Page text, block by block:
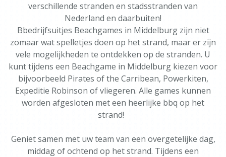
verschillende stranden en stadsstranden van
Nederland en daarbuiten!
Bbedrijfsuitjes Beachgames in Middelburg zijn niet
zomaar wat spelletjes doen op het strand, maar er zijn
vele mogelijkheden te ontdekken op de stranden. U
kunt tijdens een Beachgame in Middelburg kiezen voor
bijvoorbeeld Pirates of the Carribean, Powerkiten,
Expeditie Robinson of vliegeren. Alle games kunnen
worden afgesloten met een heerlijke bbq op het
strand!
Geniet samen met uw team van een overgetelijke dag,
middag of ochtend op het strand. Tijdens een